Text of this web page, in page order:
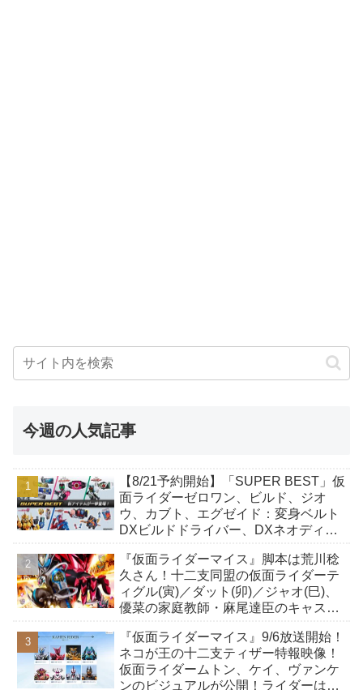
今週の人気記事
【8/21予約開始】「SUPER BEST」仮
面ライダーゼロワン、ビルド、ジオ
ウ、カブト、エグゼイド：変身ベルト
DXビルドドライバー、DXネオディケ
か12点！
『仮面ライダーマイス』脚本は荒川稔
久さん！十二支同盟の仮面ライダーテ
ィグル(寅)／ダット(卯)／ジャオ(巳)、
優菜の家庭教師・麻尾達臣のキャスト
んも変身！
『仮面ライダーマイス』9/6放送開始！
ネコが王の十二支ティザー特報映像！
仮面ライダームトン、ケイ、ヴァンケ
ンのビジュアルが公開！ライダーは子